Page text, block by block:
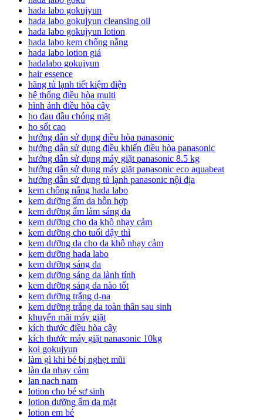
hada labo gokujyun
hada labo gokujyun cleansing oil
hada labo gokujyun lotion
hada labo kem chống nắng
hada labo lotion giá
hadalabo gokujyun
hair essence
hãng tủ lạnh tiết kiệm điện
hệ thống điều hòa multi
hình ảnh điều hòa cây
ho đau đầu chóng mặt
ho sốt cao
hướng dẫn sử dụng điều hòa panasonic
hướng dẫn sử dụng điều khiển điều hòa panasonic
hướng dẫn sử dụng máy giặt panasonic 8.5 kg
hướng dẫn sử dụng máy giặt panasonic eco aquabeat
hướng dẫn sử dụng tủ lạnh panasonic nội địa
kem chống nắng hada labo
kem dưỡng ẩm da hỗn hợp
kem dưỡng ẩm làm sáng da
kem dưỡng cho da khô nhạy cảm
kem dưỡng cho tuổi dậy thì
kem dưỡng da cho da khô nhạy cảm
kem dưỡng hada labo
kem dưỡng sáng da
kem dưỡng sáng da lành tính
kem dưỡng sáng da nào tốt
kem dưỡng trắng d-na
kem dưỡng trắng da toàn thân sau sinh
khuyến mãi máy giặt
kích thước điều hòa cây
kích thước máy giặt panasonic 10kg
koi gokujyun
làm gì khi bé bị nghẹt mũi
làn da nhạy cảm
lan nach nam
lotion cho bé sơ sinh
lotion dưỡng ẩm da mặt
lotion em bé